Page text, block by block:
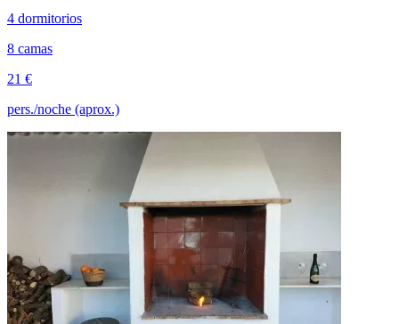
4 dormitorios
8 camas
21 €
pers./noche (aprox.)